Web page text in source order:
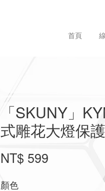
首頁
「SKUNY」
式雕花大燈保
NT$ 599
顏色